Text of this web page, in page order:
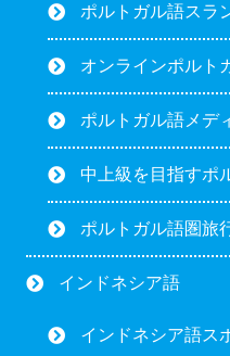
ポルトガル語スラ
オンラインポルト
ポルトガル語メデ
中上級を目指すポ
ポルトガル語圏旅
インドネシア語
インドネシア語ス